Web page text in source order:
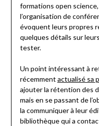
formations open science,
l’organisation de
évoquent leurs propres
quelques détails sur
tester.
Un point intéressant à
récemment actualisé sa
ajouter la rétention des
mais en se passant de
la communiquer à leur
bibliothèque qui a